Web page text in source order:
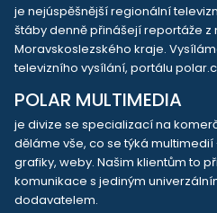
je nejúspěšnější regionální
štáby denně přinášejí reportáže z
Moravskoslezského kraje.
televizního vysílání, portálu
POLAR MULTIMEDIA
je divize se specializací na
děláme vše, co se týká
grafiky, weby. Našim klientům to
komunikace s jediným
dodavatelem.